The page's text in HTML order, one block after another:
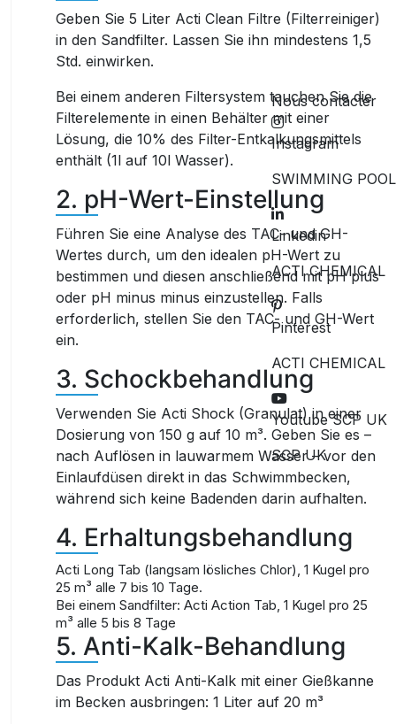
Geben Sie 5 Liter Acti Clean Filtre (Filterreiniger)
in den Sandfilter. Lassen Sie ihn mindestens 1,5
Std. einwirken.
Bei einem anderen Filtersystem tauchen Sie die
Filterelemente in einen Behälter mit einer
Lösung, die 10% des Filter-Entkalkungsmittels
enthält (1l auf 10l Wasser).
2. pH-Wert-Einstellung
Führen Sie eine Analyse des TAC- und GH-
Wertes durch, um den idealen pH-Wert zu
bestimmen und diesen anschließend mitpH plus
oder pH minus minus einzustellen. Falls
erforderlich, stellen Sie den TAC- und GH-Wert
ein.
3. Schockbehandlung
Verwenden Sie Acti Shock (Granulat) in einer
Dosierung von 150 g auf 10 m³. Geben Sie es –
nach Auflösen in lauwarmem Wasser – vor den
Einlaufdüsen direkt in das Schwimmbecken,
während sich keine Badenden darin aufhalten.
4. Erhaltungsbehandlung
Acti Long Tab (langsam lösliches Chlor), 1 Kugel pro
25 m³ alle 7 bis 10 Tage.
Bei einem Sandfilter: Acti Action Tab, 1 Kugel pro 25
m³ alle 5 bis 8 Tage
5. Anti-Kalk-Behandlung
Das Produkt Acti Anti-Kalk mit einer Gießkanne
im Becken ausbringen: 1 Liter auf 20 m³
Nous contacter
Instagram
SWIMMING POOL
Linkedin
ACTI CHEMICAL
Pinterest
ACTI CHEMICAL
Youtube SCP UK
SCP UK